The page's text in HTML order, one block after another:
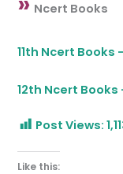
Ncert Books
11th Ncert Books
12th Ncert
Post Views:
Like this: